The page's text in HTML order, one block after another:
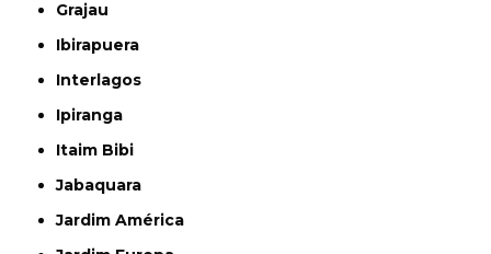
Grajau
Ibirapuera
Interlagos
Ipiranga
Itaim Bibi
Jabaquara
Jardim América